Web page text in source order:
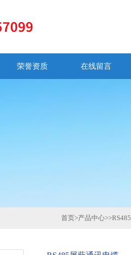
荣誉资质 在线留言
首页>产品中心>>